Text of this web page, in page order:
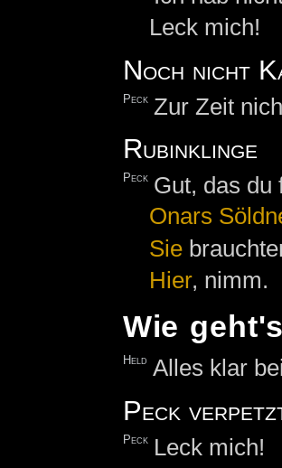
Leck mich!
Noch nicht
Peck Zur Zeit
Rubinklinge
Peck Gut, das du
Onars
Sie
Hier, nimm.
Wie
Held Alles klar
Peck
Peck Leck mich!